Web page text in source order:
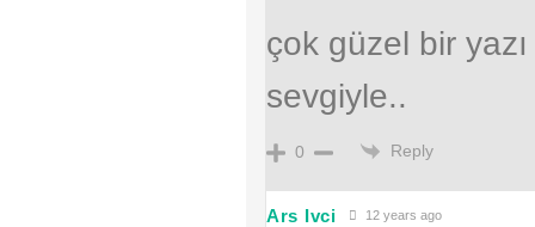
çok güzel bir
sevgiyle..
0 Reply
Ars Ivci 12 years ago